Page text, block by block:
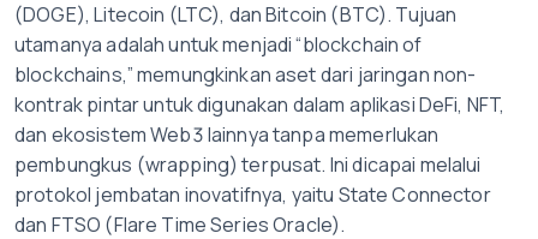
(DOGE), Litecoin (LTC), dan Bitcoin (BTC). Tujuan
utamanya adalah untuk menjadi “blockchain of
blockchains,” memungkinkan aset dari jaringan non-
kontrak pintar untuk digunakan dalam aplikasi DeFi, NFT,
dan ekosistem Web3 lainnya tanpa memerlukan
pembungkus (wrapping) terpusat. Ini dicapai melalui
protokol jembatan inovatifnya, yaitu State Connector
dan FTSO (Flare Time Series Oracle).